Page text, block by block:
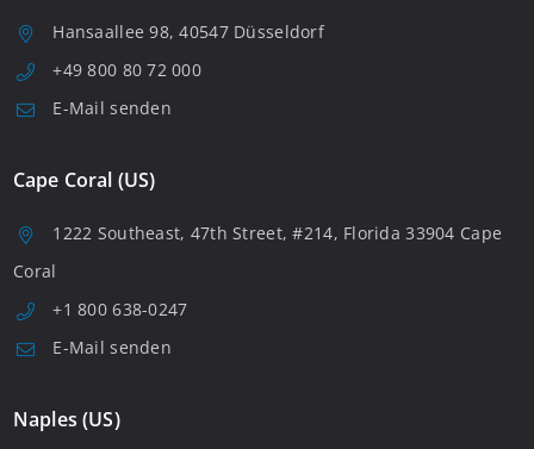
Hansaallee 98, 40547 Düsseldorf
+49 800 80 72 000
E-Mail senden
Cape Coral (US)
1222 Southeast, 47th Street, #214, Florida 33904 Cape
Coral
+1 800 638-0247
E-Mail senden
Naples (US)